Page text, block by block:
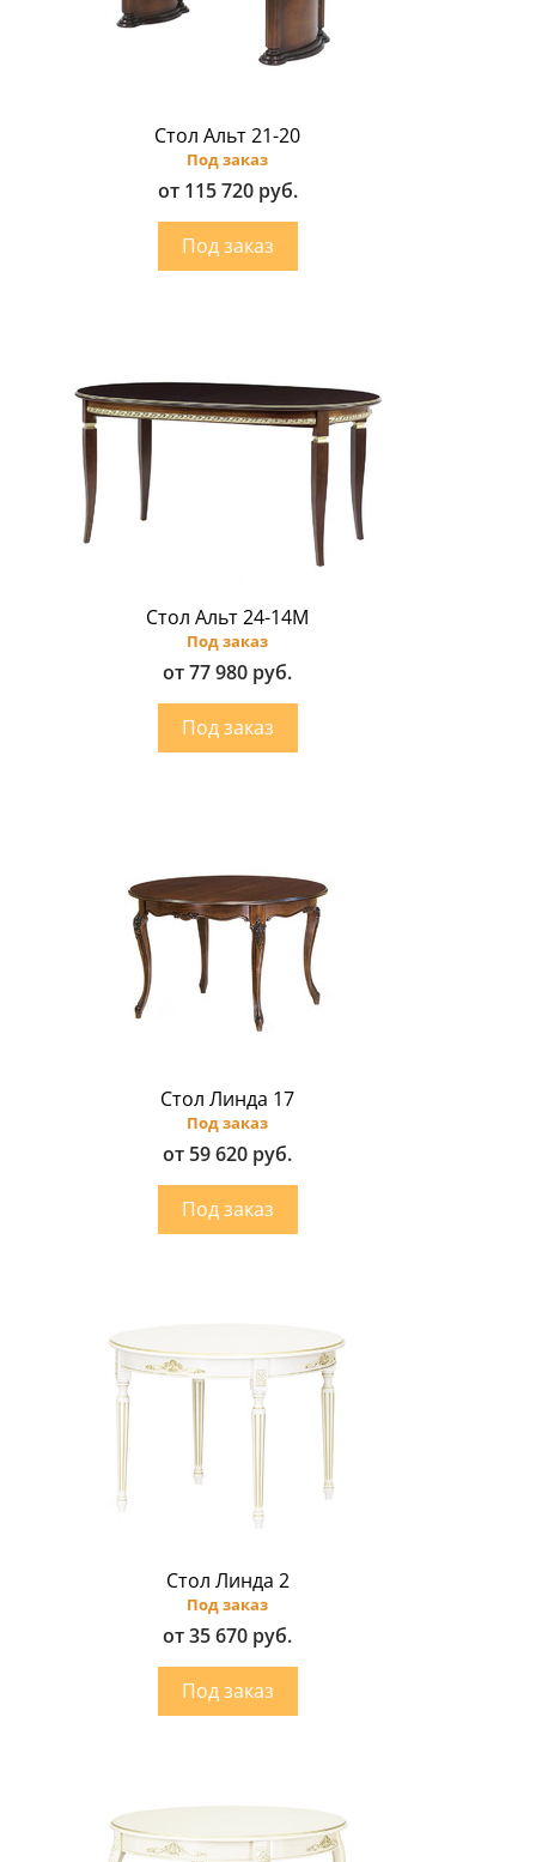
Стол Альт 21-20
Под заказ
от 115 720 руб.
Стол Альт 24-14М
Под заказ
от 77 980 руб.
Стол Линда 17
Под заказ
от 59 620 руб.
Стол Линда 2
Под заказ
от 35 670 руб.